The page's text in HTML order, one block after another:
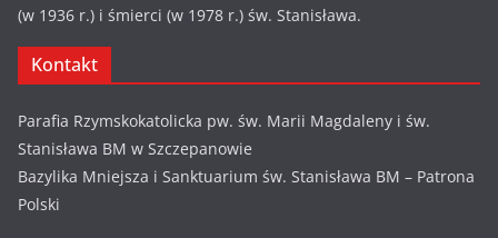
(w 1936 r.) i śmierci (w 1978 r.) św. Stanisława.
Kontakt
Parafia Rzymskokatolicka pw. św. Marii Magdaleny i św.
Stanisława BM w Szczepanowie
Bazylika Mniejsza i Sanktuarium św. Stanisława BM – Patrona
Polski